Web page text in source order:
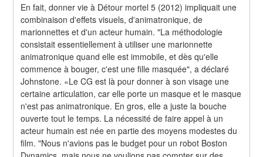
En fait, donner vie à Détour mortel 5 (2012) impliquait une
combinaison d'effets visuels, d'animatronique, de
marionnettes et d'un acteur humain. "La méthodologie
consistait essentiellement à utiliser une marionnette
animatronique quand elle est immobile, et dès qu'elle
commence à bouger, c'est une fille masquée", a déclaré
Johnstone. «Le CG est là pour donner à son visage une
certaine articulation, car elle porte un masque et le masque
n'est pas animatronique. En gros, elle a juste la bouche
ouverte tout le temps. La nécessité de faire appel à un
acteur humain est née en partie des moyens modestes du
film. "Nous n'avions pas le budget pour un robot Boston